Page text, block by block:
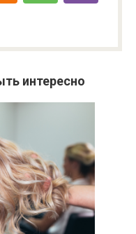
интересно